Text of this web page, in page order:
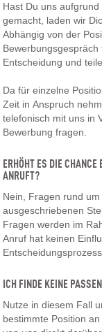
Hast Du uns
gemacht, laden wir
Abhängig von der
Entscheidung und
Da für einzelne
Zeit in Anspruch
telefonisch mit uns in
Bewerbung fragen.
ERHÖHT ES DIE
ANRUFT?
Nein, Fragen rund
ausgeschriebenen
Fragen werden im
Anruf hat keinen
Entscheidungsprozess.
ICH FINDE KEINE
Nutze in diesem Fall
bestimmte Position